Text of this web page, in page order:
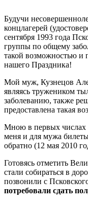
Будучи
концлагерей
сентября 1993 года
группы по общему
такой возможностью и
нашего Праздника!
Мой муж, Кузнецов
являясь тружеником
заболеванию, также
предоставлена такая
Мною в первых числах
меня и для мужа
обратно (12 мая 2010
Готовясь отметить
стали собираться в
позвонили с
потребовали сдать